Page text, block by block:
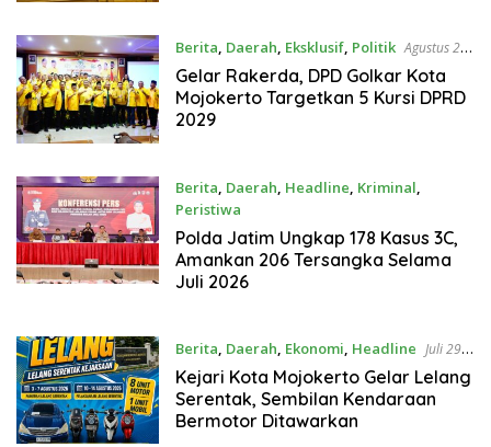
Berita, Daerah, Eksklusif, Politik Agustus 2,
2026
Gelar Rakerda, DPD Golkar Kota
Mojokerto Targetkan 5 Kursi DPRD
2029
Berita, Daerah, Headline, Kriminal,
Peristiwa
Agustus 1, 2026
Polda Jatim Ungkap 178 Kasus 3C,
Amankan 206 Tersangka Selama
Juli 2026
Berita, Daerah, Ekonomi, Headline Juli 29,
2026
Kejari Kota Mojokerto Gelar Lelang
Serentak, Sembilan Kendaraan
Bermotor Ditawarkan